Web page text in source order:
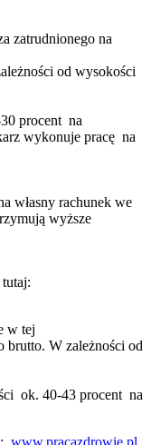
zatrudnionego na
od wysokości
procent na
wykonuje pracę na
własny rachunek we
wyższe
w tej
brutto. W zależności od
ok. 40-43 procent na
www.pracazdrowie.pl